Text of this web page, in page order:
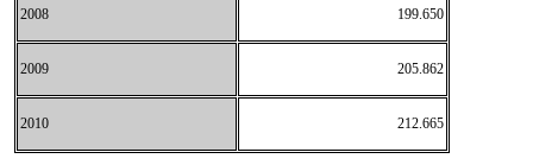
2008 199.650
2009 205.862
2010 212.665